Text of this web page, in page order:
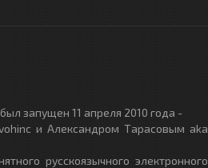
запущен 11 апреля 2010 года -
и Александром Тарасовым aka
русскоязычного электронного